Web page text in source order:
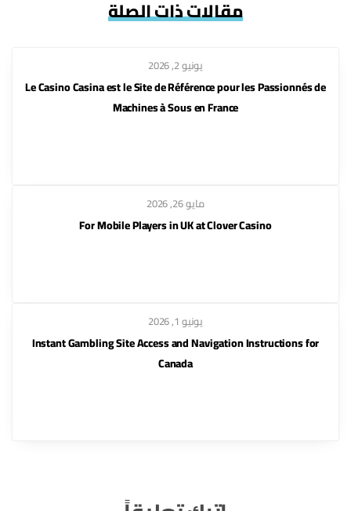
مقالات ذات الصلة
يونيو 2, 2026
Le Casino Casina est le Site de Référence pour les Passionnés de
Machines à Sous en France
مايو 26, 2026
For Mobile Players in UK at Clover Casino
يونيو 1, 2026
Instant Gambling Site Access and Navigation Instructions for
Canada